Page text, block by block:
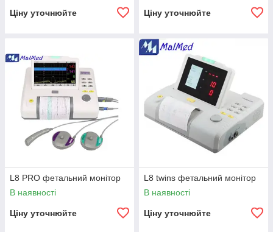
Ціну уточнюйте Ціну уточнюйте
L8 PRO фетальний монітор
В наявності
Ціну уточнюйте
L8 twins фетальний монітор
В наявності
Ціну уточнюйте